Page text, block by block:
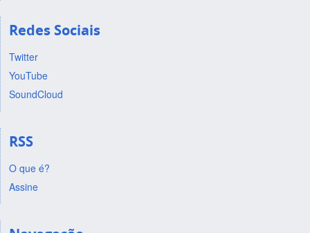
Redes Sociais
Twitter
YouTube
SoundCloud
RSS
O que é?
Assine